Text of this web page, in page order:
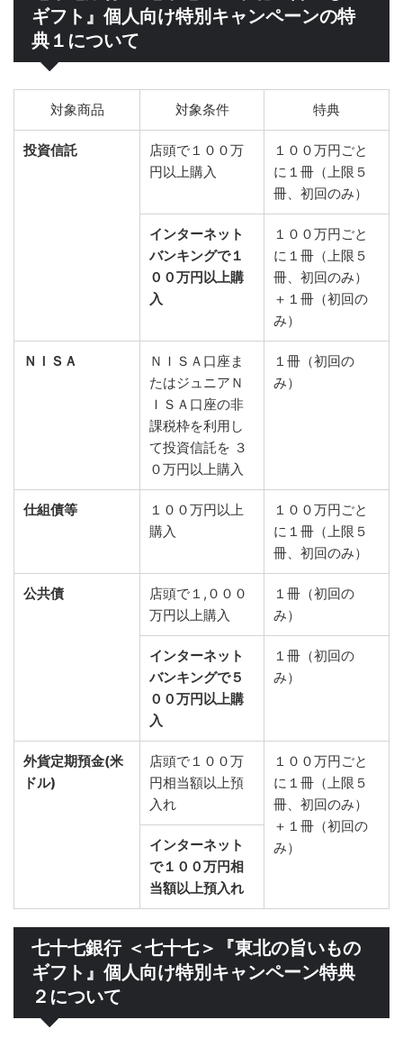
ギフト』個人向け特別キャンペーンの特
典１について
対象商品 対象条件 特典
投資信託
店頭で１００万
円以上購入
１００万円ごと
に１冊（上限５
冊、初回のみ）
インターネット
バンキングで１
００万円以上購
入
１００万円ごと
に１冊（上限５
冊、初回のみ）
＋１冊（初回の
み）
ＮＩＳＡ
ＮＩＳＡ口座ま
たはジュニアＮ
ＩＳＡ口座の非
課税枠を利用し
て投資信託を ３
０万円以上購入
１冊（初回の
み）
仕組債等
１００万円以上
購入
１００万円ごと
に１冊（上限５
冊、初回のみ）
公共債
店頭で１,０００
万円以上購入
１冊（初回の
み）
インターネット
バンキングで５
００万円以上購
入
１冊（初回の
み）
外貨定期預金(米
ドル)
店頭で１００万
円相当額以上預
入れ
１００万円ごと
に１冊（上限５
冊、初回のみ）
＋１冊（初回の
み）
インターネット
で１００万円相
当額以上預入れ
七十七銀行 ＜七十七＞『東北の旨いもの
ギフト』個人向け特別キャンペーン特典
２について